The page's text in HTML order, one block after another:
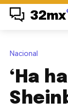
32mx
Nacional
‘Ha